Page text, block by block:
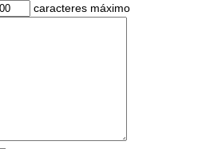
caracteres máximo